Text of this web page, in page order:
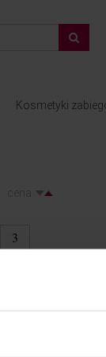
Kosmetyki
3